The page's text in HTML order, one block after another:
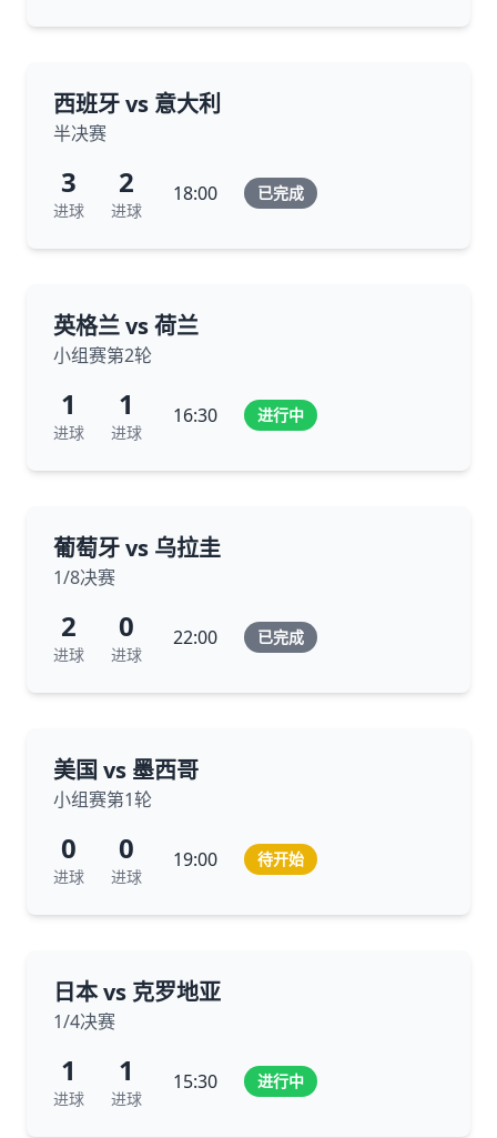
西班牙 vs 意大利
半决赛
3
进球
2
进球
18:00 已完成
英格兰 vs 荷兰
小组赛第2轮
1
进球
1
进球
16:30 进行中
葡萄牙 vs 乌拉圭
1/8决赛
2
进球
0
进球
22:00 已完成
美国 vs 墨西哥
小组赛第1轮
0
进球
0
进球
19:00 待开始
日本 vs 克罗地亚
1/4决赛
1
进球
1
进球
15:30 进行中